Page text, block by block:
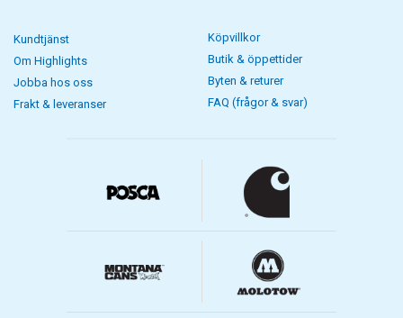
Kundtjänst
Om Highlights
Jobba hos oss
Frakt & leveranser
Köpvillkor
Butik & öppettider
Byten & returer
FAQ (frågor & svar)